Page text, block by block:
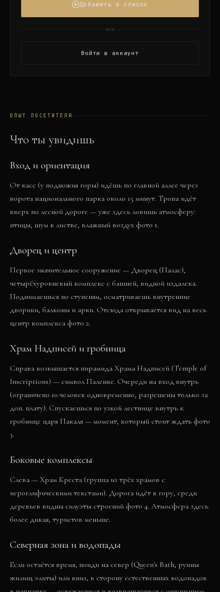
Добавить в список
или
Войти в аккаунт
ОПЫТ ПОСЕТИТЕЛЯ
Что ты увидишь
Вход и ориентация
От касс (у подножия горы) идёшь по главной аллее через
ворота национального парка около 15 минут. Тропа идёт
вверх по лесной дороге — уже здесь ловишь атмосферу:
птицы, шум в листве, влажный воздух фото 1.
Дворец и центр
Первое значительное сооружение — Дворец (Палас),
четырёхуровневый комплекс с башней, видной издалека.
Поднимаешься по ступеням, осматриваешь внутренние
дворики, балконы и арки. Отсюда открывается вид на весь
центр комплекса фото 2.
Храм Надписей и гробница
Справа возвышается пирамида Храма Надписей (Temple of
Inscriptions) — символ Паленке. Очереди на вход внутрь
(ограничено 10 человек одновременно, разрешены только за
доп. плату). Спускаешься по узкой лестнице внутрь к
гробнице царя Пакаля — момент, который стоит ждать фото
3.
Боковые комплексы
Слева — Храм Креста (группа из трёх храмов с
иероглифическими текстами). Дорога идёт в гору, среди
деревьев видны силуэты строений фото 4. Атмосфера здесь
более дикая, туристов меньше.
Северная зона и водопады
Если остаётся время, поиди на север (Queen's Bath, руины
жилищ элиты) или вниз, в сторону естественных водопадов